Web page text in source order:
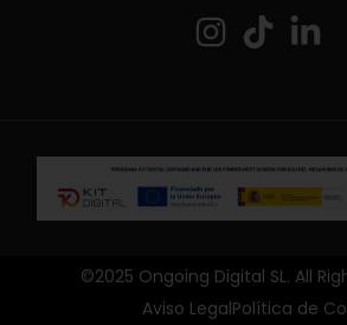
©2025 Ongoing Digital SL. All
Aviso LegalPolítica de